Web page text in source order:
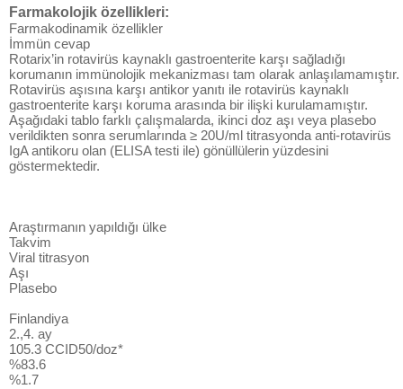
Farmakolojik özellikleri:
Farmakodinamik özellikler
İmmün cevap
Rotarix’in rotavirüs kaynaklı gastroenterite karşı sağladığı
korumanın immünolojik mekanizması tam olarak anlaşılamamıştır.
Rotavirüs aşısına karşı antikor yanıtı ile rotavirüs kaynaklı
gastroenterite karşı koruma arasında bir ilişki kurulamamıştır.
Aşağıdaki tablo farklı çalışmalarda, ikinci doz aşı veya plasebo
verildikten sonra serumlarında ≥ 20U/ml titrasyonda anti-rotavirüs
IgA antikoru olan (ELISA testi ile) gönüllülerin yüzdesini
göstermektedir.
Araştırmanın yapıldığı ülke
Takvim
Viral titrasyon
Aşı
Plasebo
Finlandiya
2.,4. ay
105.3 CCID50/doz*
%83.6
%1.7